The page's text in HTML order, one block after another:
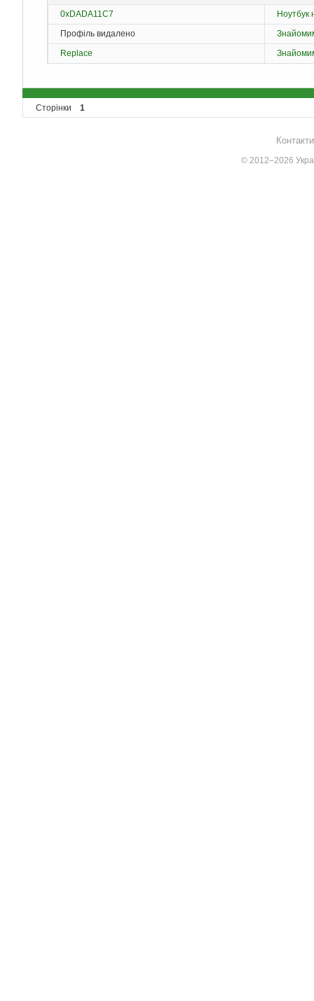
0xDADA11C7
Ноутбук
Профіль видалено
Replace
Сторінки 1
© 2012–2026